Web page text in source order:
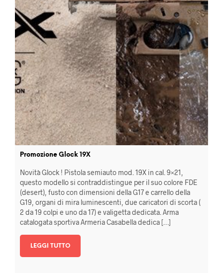
Promozione Glock 19X
Novità Glock ! Pistola semiauto mod. 19X in cal. 9×21,
questo modello si contraddistingue per il suo colore FDE
(desert), fusto con dimensioni della G17 e carrello della
G19, organi di mira luminescenti, due caricatori di scorta (
2 da 19 colpi e uno da 17) e valigetta dedicata. Arma
catalogata sportiva Armeria Casabella dedica […]
LEGGI TUTTO